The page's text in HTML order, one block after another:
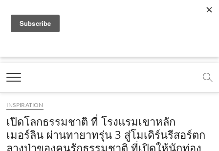
a
e
b
o
o
k
.
o
t
b
e
.
c
.
o
e
m
t
g
a
m
t
k
c
o
Marketing Oops!
DIGITAL | CREATIVE | ADVERTISING | CAMPAIGN |
INSPIRATION
เปิดโลกธรรมชาติ ที่ โรงแรมเขาหลัก
เมอร์ลิน ผ่านทายาทรุ่น 3 สู่โมเดิร์นรีสอร์ตก
ลางป่าของคนรักธรรมชาติ ที่เปิดให้นักท่อง